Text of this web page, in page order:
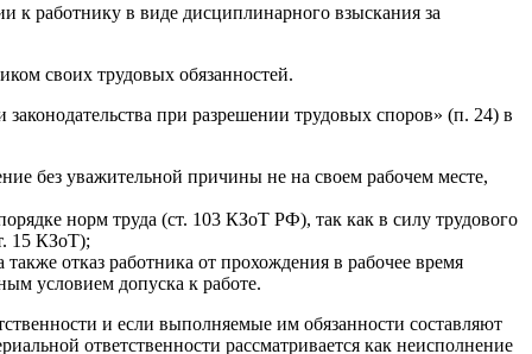
к работнику в виде дисциплинарного взыскания за
своих трудовых обязанностей.
при разрешении трудовых споров» (п. 24) в
без уважительной причины не на своем рабочем месте,
норм труда (ст. 103 КЗоТ РФ), так как в силу трудового
15 КЗоТ);
отказ работника от прохождения в рабочее время
условием допуска к работе.
и если выполняемые им обязанности составляют
ответственности рассматривается как неисполнение